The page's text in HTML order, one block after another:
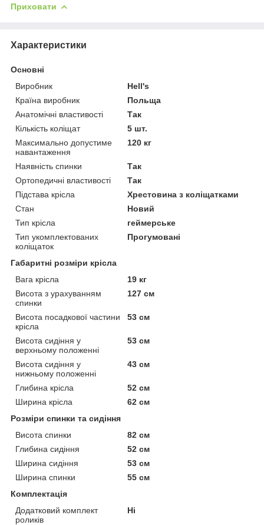
Приховати
Характеристики
Основні
Виробник
Hell's
Країна виробник
Польща
Анатомічні властивості
Так
Кількість коліщат
5 шт.
Максимально допустиме
навантаження
120 кг
Наявність спинки
Так
Ортопедичні властивості
Так
Підстава крісла
Хрестовина з коліщатками
Стан
Новий
Тип крісла
геймерське
Тип укомплектованих
коліщаток
Прогумовані
Габаритні розміри крісла
Вага крісла
19 кг
Висота з урахуванням
спинки
127 см
Висота посадкової частини
крісла
53 см
Висота сидіння у
верхньому положенні
53 см
Висота сидіння у
нижньому положенні
43 см
Глибина крісла
52 см
Ширина крісла
62 см
Розміри спинки та сидіння
Висота спинки
82 см
Глибина сидіння
52 см
Ширина сидіння
53 см
Ширина спинки
55 см
Комплектація
Додатковий комплект
роликів
Ні